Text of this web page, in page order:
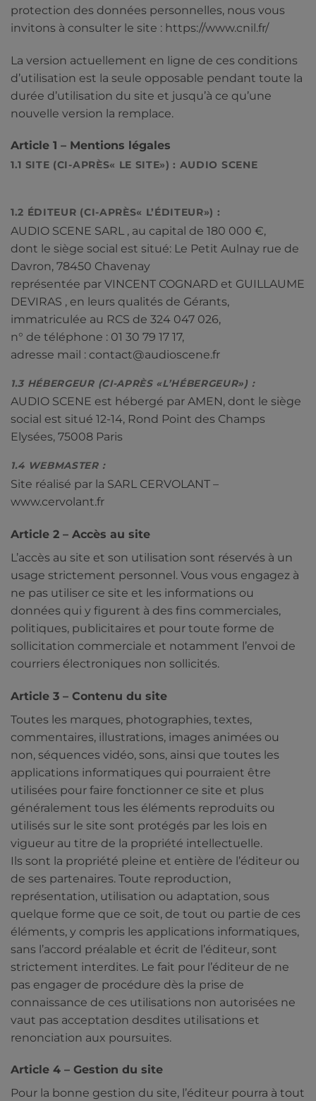
protection des données personnelles, nous vous
invitons à consulter le site : https://www.cnil.fr/
La version actuellement en ligne de ces conditions
d’utilisation est la seule opposable pendant toute la
durée d’utilisation du site et jusqu’à ce qu’une
nouvelle version la remplace.
Article 1 – Mentions légales
1.1 SITE (CI-APRÈS« LE SITE») : AUDIO SCENE
1.2 ÉDITEUR (CI-APRÈS« L’ÉDITEUR») :
AUDIO SCENE SARL , au capital de 180 000 €,
dont le siège social est situé: Le Petit Aulnay rue de
Davron, 78450 Chavenay
représentée par VINCENT COGNARD et GUILLAUME
DEVIRAS , en leurs qualités de Gérants,
immatriculée au RCS de 324 047 026,
n° de téléphone : 01 30 79 17 17,
adresse mail : contact@audioscene.fr
1.3 HÉBERGEUR (CI-APRÈS «L’HÉBERGEUR») :
AUDIO SCENE est hébergé par AMEN, dont le siège
social est situé 12-14, Rond Point des Champs
Elysées, 75008 Paris
1.4 WEBMASTER :
Site réalisé par la SARL CERVOLANT –
www.cervolant.fr
Article 2 – Accès au site
L’accès au site et son utilisation sont réservés à un
usage strictement personnel. Vous vous engagez à
ne pas utiliser ce site et les informations ou
données qui y figurent à des fins commerciales,
politiques, publicitaires et pour toute forme de
sollicitation commerciale et notamment l’envoi de
courriers électroniques non sollicités.
Article 3 – Contenu du site
Toutes les marques, photographies, textes,
commentaires, illustrations, images animées ou
non, séquences vidéo, sons, ainsi que toutes les
applications informatiques qui pourraient être
utilisées pour faire fonctionner ce site et plus
généralement tous les éléments reproduits ou
utilisés sur le site sont protégés par les lois en
vigueur au titre de la propriété intellectuelle.
Ils sont la propriété pleine et entière de l’éditeur ou
de ses partenaires. Toute reproduction,
représentation, utilisation ou adaptation, sous
quelque forme que ce soit, de tout ou partie de ces
éléments, y compris les applications informatiques,
sans l’accord préalable et écrit de l’éditeur, sont
strictement interdites. Le fait pour l’éditeur de ne
pas engager de procédure dès la prise de
connaissance de ces utilisations non autorisées ne
vaut pas acceptation desdites utilisations et
renonciation aux poursuites.
Article 4 – Gestion du site
Pour la bonne gestion du site, l’éditeur pourra à tout